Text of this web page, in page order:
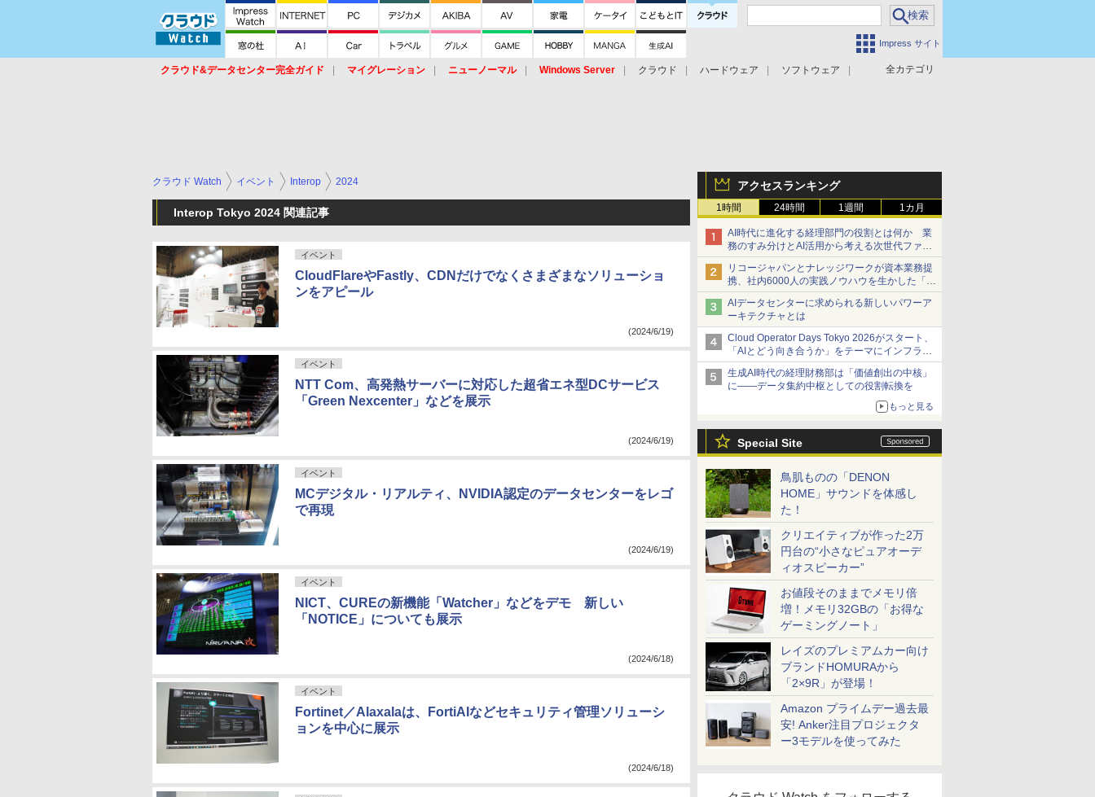
Impress サイト
全カテゴリ
クラウド&データセンター完全ガイド マイグレーション ニューノーマル Windows Server クラウド ハードウェア
ソフトウェア
アクセスランキング
1時間 24時間 1週間 1カ月
AI時代に進化する経理部門の役割とは何か 業
務のすみ分けとAI活用から考える次世代ファイ
ナンス戦略
リコージャパンとナレッジワークが資本業務提
携、社内6000人の実践ノウハウを生かした「AI
商談記録 for RICOH」を展開へ
AIデータセンターに求められる新しいパワーア
ーキテクチャとは
Cloud Operator Days Tokyo 2026がスタート、
「AIとどう向き合うか」をテーマにインフラ運
用の知見を集約
生成AI時代の経理財務部は「価値創出の中核」
に――データ集約中枢としての役割転換を
もっと見る
Special Site
鳥肌ものの「DENON
HOME」サウンドを体感し
た！
クリエイティブが作った2万
円台の“小さなピュアオーデ
ィオスピーカー”
お値段そのままでメモリ倍
増！メモリ32GBの「お得な
ゲーミングノート」
レイズのプレミアムカー向け
ブランドHOMURAから
「2×9R」が登場！
Amazon プライムデー過去最
安! Anker注目プロジェクタ
ー3モデルを使ってみた
クラウド Watch イベント Interop 2024
Interop Tokyo 2024 関連記事
イベント
CloudFlareやFastly、CDNだけでなくさまざまなソリューショ
ンをアピール
(2024/6/19)
イベント
NTT Com、高発熱サーバーに対応した超省エネ型DCサービス
「Green Nexcenter」などを展示
(2024/6/19)
イベント
MCデジタル・リアルティ、NVIDIA認定のデータセンターをレゴ
で再現
(2024/6/19)
イベント
NICT、CUREの新機能「Watcher」などをデモ 新しい
「NOTICE」についても展示
(2024/6/18)
イベント
Fortinet／Alaxalaは、FortiAIなどセキュリティ管理ソリューシ
ョンを中心に展示
(2024/6/18)